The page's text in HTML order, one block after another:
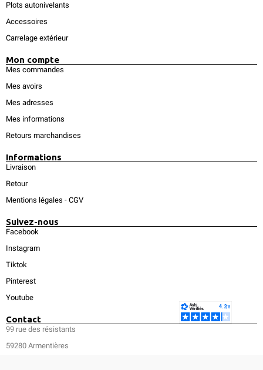
Plots autonivelants
Accessoires
Carrelage extérieur
Mon compte
Mes commandes
Mes avoirs
Mes adresses
Mes informations
Retours marchandises
Informations
Livraison
Retour
Mentions légales - CGV
Suivez-nous
Facebook
Instagram
Tiktok
Pinterest
Youtube
Contact
99 rue des résistants
59280 Armentières